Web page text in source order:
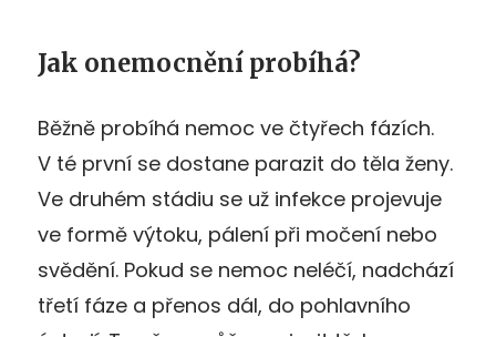
Jak onemocnění probíhá?
Běžně probíhá nemoc ve čtyřech fázích.
V té první se dostane parazit do těla ženy.
Ve druhém stádiu se už infekce projevuje
ve formě výtoku, pálení při močení nebo
svědění. Pokud se nemoc neléčí, nadchází
třetí fáze a přenos dál, do pohlavního